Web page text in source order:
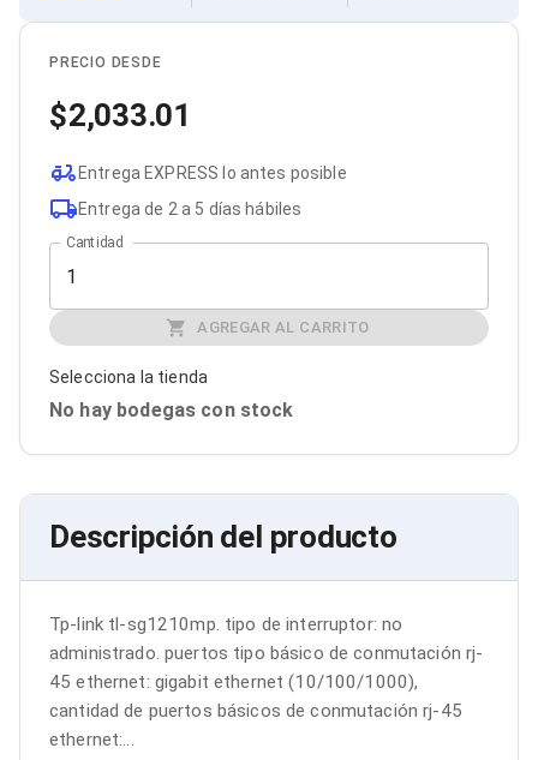
Cables Coaxiales
Accesorios para Cables
Jacks de Red
Conectores
Tapas y Cajas
Pinzas Ponchadoras
Probadores de Cable
Cortadoras de Cable
Protectores para Cables
Cables para Impresoras
Bobinas
Cableado Estructurado
Sujetadores de Cables
Adaptadores
Adaptadores PC
Adaptadores PC Serial
Adaptadores PC IDE
Adaptadores PC Teclado
Bluetooth
Adaptadores Video
Divisores de Video
Adaptadores Video HDMI
Extensores y Receptores de Vídeo
Adaptadores Video DVI
Adaptadores Video VGA / HD15
Repetidores USB
PRECIO DESDE
2,033.01
Entrega EXPRESS lo antes posible
Entrega de 2 a 5 días hábiles
Cantidad
AGREGAR AL CARRITO
Selecciona la tienda
No hay bodegas con stock
Descripción del producto
Tp-link tl-sg1210mp. tipo de interruptor: no
administrado. puertos tipo básico de conmutación rj-
45 ethernet: gigabit ethernet (10/100/1000),
cantidad de puertos básicos de conmutación rj-45
ethernet:...